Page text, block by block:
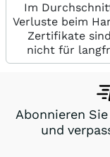
Im
Verluste beim
Zertifikate
nicht für
Abonnieren
und